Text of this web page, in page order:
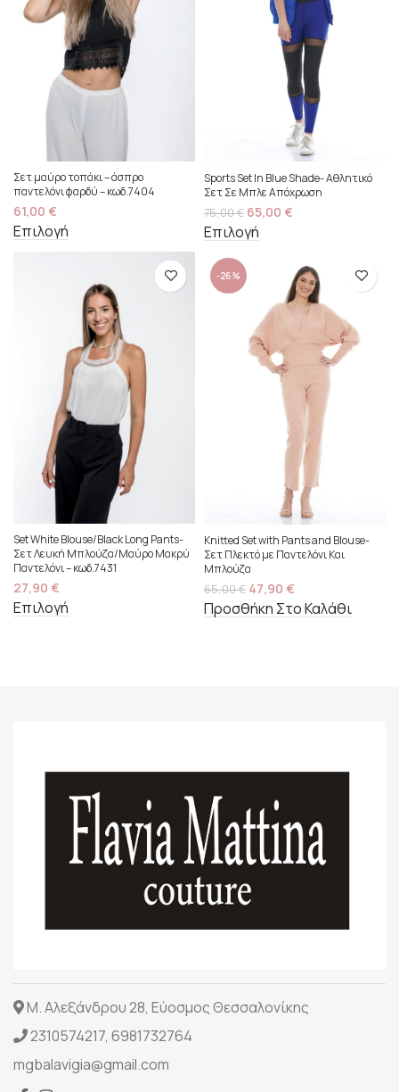
Σετ μαύρο τοπάκι – άσπρο
παντελόνι φαρδύ – κωδ.7404
61,00 €
Επιλογή
Sports Set In Blue Shade- Αθλητικό
Σετ Σε Μπλε Απόχρωση
75,00€ 65,00 €
Επιλογή
Set White Blouse/Black Long Pants-
Σετ Λευκή Μπλούζα/Μαύρο Μακρύ
Παντελόνι – κωδ.7431
27,90 €
Επιλογή
-26%
Knitted Set with Pants and Blouse-
Σετ Πλεκτό με Παντελόνι Και
Μπλούζα
65,00€ 47,90 €
Προσθήκη Στο Καλάθι
Μ. Αλεξάνδρου 28, Εύοσμος Θεσσαλονίκης
2310574217, 6981732764
mgbalavigia@gmail.com